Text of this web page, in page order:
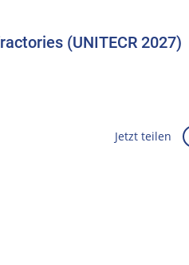
(UNITECR 2027)
Jetzt teilen